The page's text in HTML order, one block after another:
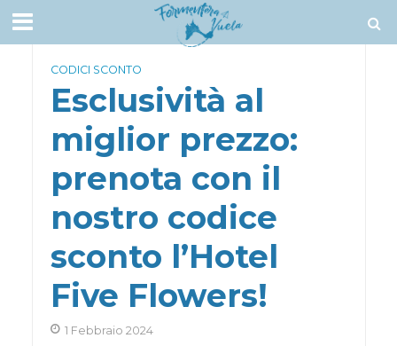
CODICI SCONTO
Esclusività al
miglior prezzo:
prenota con il
nostro codice
sconto l’Hotel
Five Flowers!
1 Febbraio 2024